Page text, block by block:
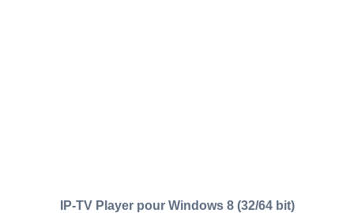
IP-TV Player pour Windows 8 (32/64 bit)